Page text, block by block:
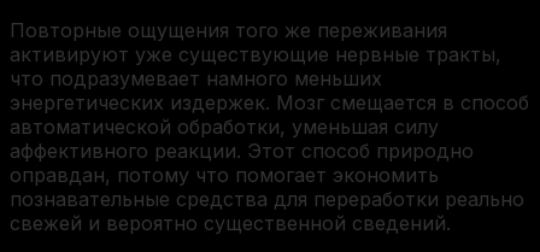
Повторные ощущения того же переживания
активируют уже существующие нервные тракты,
что подразумевает намного меньших
энергетических издержек. Мозг смещается в способ
автоматической обработки, уменьшая силу
аффективного реакции. Этот способ природно
оправдан, потому что помогает экономить
познавательные средства для переработки реально
свежей и вероятно существенной сведений.